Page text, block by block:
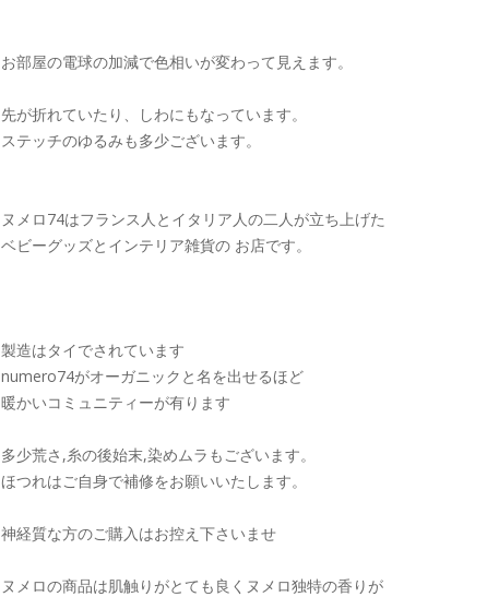
お部屋の電球の加減で色相いが変わって見えます。
先が折れていたり、しわにもなっています。
ステッチのゆるみも多少ございます。
ヌメロ74はフランス人とイタリア人の二人が立ち上げた
ベビーグッズとインテリア雑貨の お店です。
製造はタイでされています
numero74がオーガニックと名を出せるほど
暖かいコミュニティーが有ります
多少荒さ,糸の後始末,染めムラもございます。
ほつれはご自身で補修をお願いいたします。
神経質な方のご購入はお控え下さいませ
ヌメロの商品は肌触りがとても良くヌメロ独特の香りが